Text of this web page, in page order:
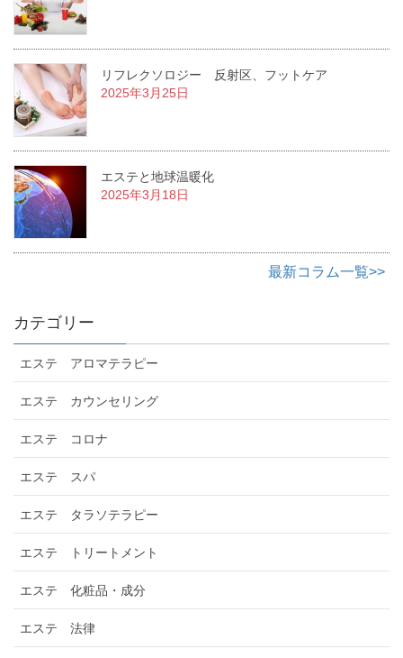
リフレクソロジー 反射区、フットケア
2025年3月25日
エステと地球温暖化
2025年3月18日
最新コラム一覧>>
カテゴリー
エステ アロマテラピー
エステ カウンセリング
エステ コロナ
エステ スパ
エステ タラソテラピー
エステ トリートメント
エステ 化粧品・成分
エステ 法律